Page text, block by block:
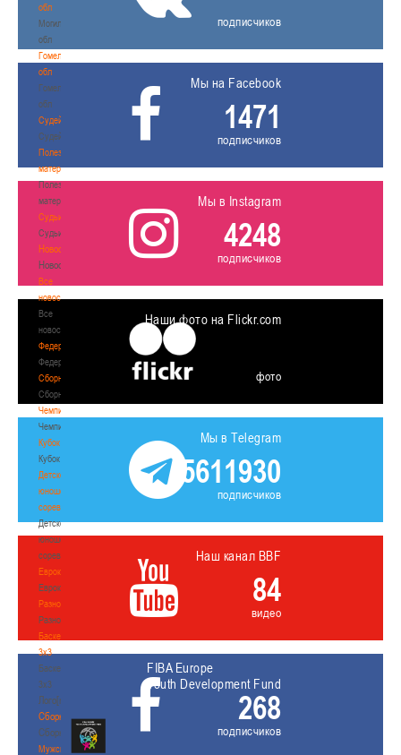
обл
Могилевская
обл
Гомельская
обл
Гомельская
обл
Судейство
Судейство
Полезные
материалы
Полезные
материалы
Судьи
Судьи
Новости
Новости
Все
новости
Все
новости
Федерация
Федерация
Сборные
Сборные
Чемпионат
Чемпионат
Кубок
Кубок
Детско-
юношеские
соревнования
Детско-
юношеские
соревнования
Еврокубки
Еврокубки
Разное
Разное
Баскетбол
3х3
Баскетбол
3х3
Лого[modid=121]
Сборные
Сборные
Мужские
подписчиков
Мы на Facebook
1471
подписчиков
Мы в Instagram
4248
подписчиков
Наши фото на Flickr.com
фото
Мы в Telegram
5611930
подписчиков
Наш канал BBF
84
видео
FIBA Europe
Youth Development Fund
268
подписчиков